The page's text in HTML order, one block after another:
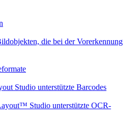
die bei der Vorerkennung
Studio unterstützte Barcodes
Studio unterstützte OCR-